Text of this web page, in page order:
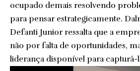
ocupado demais resolvendo
para pensar estrategicamente.
Defanti Junior ressalta que a
não por falta de oportunidades,
liderança disponível para capturá-